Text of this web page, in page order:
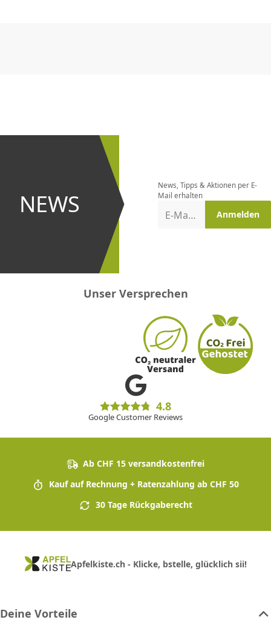
NEWS
und bei
Aktionen
News, Tipps & Aktionen per E-
Mail erhalten
E-Mail-Adresse Anmelden
Unser Versprechen
4.8
Google Customer Reviews
Ab CHF 15 versandkostenfrei
Kauf auf Rechnung + Ratenzahlung ab CHF 50
30 Tage Rückgaberecht
Apfelkiste.ch - Klicke, bstelle, glücklich sii!
Deine Vorteile